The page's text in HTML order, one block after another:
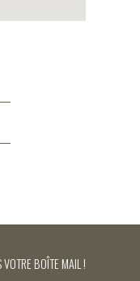
VOTRE BOÎTE MAIL !